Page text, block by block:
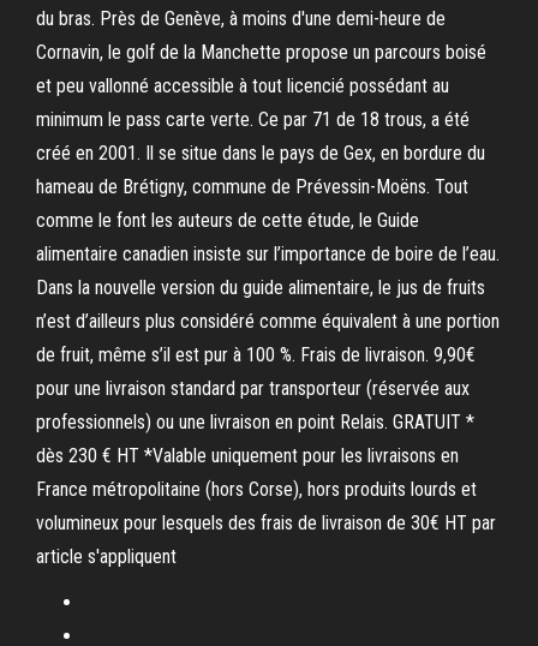
du bras. Près de Genève, à moins d'une demi-heure de
Cornavin, le golf de la Manchette propose un parcours boisé
et peu vallonné accessible à tout licencié possédant au
minimum le pass carte verte. Ce par 71 de 18 trous, a été
créé en 2001. Il se situe dans le pays de Gex, en bordure du
hameau de Brétigny, commune de Prévessin-Moëns. Tout
comme le font les auteurs de cette étude, le Guide
alimentaire canadien insiste sur l’importance de boire de l’eau.
Dans la nouvelle version du guide alimentaire, le jus de fruits
n’est d’ailleurs plus considéré comme équivalent à une portion
de fruit, même s’il est pur à 100 %. Frais de livraison. 9,90€
pour une livraison standard par transporteur (réservée aux
professionnels) ou une livraison en point Relais. GRATUIT *
dès 230 € HT *Valable uniquement pour les livraisons en
France métropolitaine (hors Corse), hors produits lourds et
volumineux pour lesquels des frais de livraison de 30€ HT par
article s'appliquent